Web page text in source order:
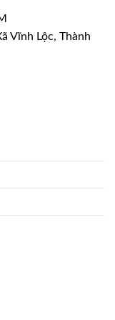
Vĩnh Lộc, Thành